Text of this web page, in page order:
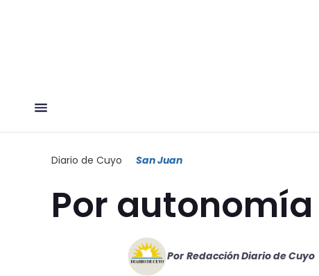
Diario de Cuyo San Juan
Por autonomía
Por Redacción Diario de Cuyo